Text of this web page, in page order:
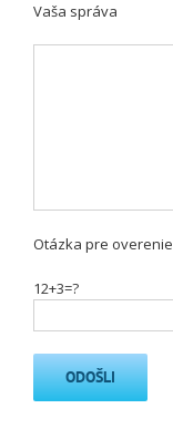
Vaša správa
Otázka pre overenie
12+3=?